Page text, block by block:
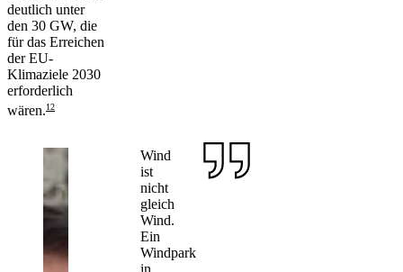
deutlich unter
den 30 GW, die
für das Erreichen
der EU-
Klimaziele 2030
erforderlich
wären.12
Wind
ist
nicht
gleich
Wind.
Ein
Windpark